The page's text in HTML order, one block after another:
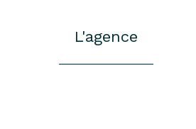
L'agence